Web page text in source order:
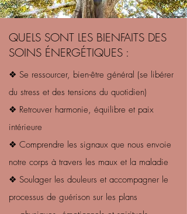
QUELS SONT LES BIENFAITS DES
SOINS ÉNERGÉTIQUES :
❖ Se ressourcer, bien-être général (se libérer
du stress et des tensions du quotidien)
❖ Retrouver harmonie, équilibre et paix
intérieure
❖ Comprendre les signaux que nous envoie
notre corps à travers les maux et la maladie
❖ Soulager les douleurs et accompagner le
processus de guérison sur les plans